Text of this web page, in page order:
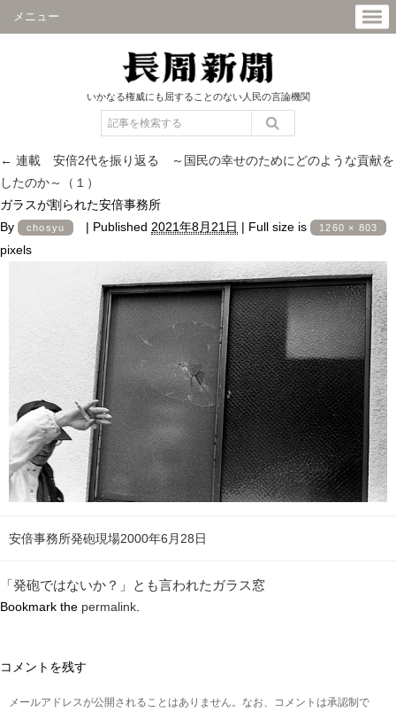
メニュー
いかなる権威にも屈することのない人民の言論機関
← 連載 安倍2代を振り返る ～国民の幸せのためにどのような貢献を
したのか～（１）
ガラスが割られた安倍事務所
By
chosyu | Published 2021年8月21日 | Full size is 1260 × 803
pixels
安倍事務所発砲現場2000年6月28日
「発砲ではないか？」とも言われたガラス窓
Bookmark the permalink.
コメントを残す
メールアドレスが公開されることはありません。なお、コメントは承認制で